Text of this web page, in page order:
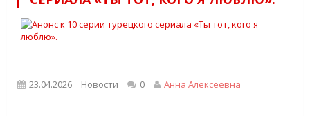
23.04.2026 Новости 0 Анна Алексеевна